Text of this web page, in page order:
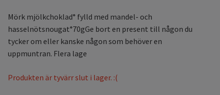
Mörk mjölkchoklad° fylld med mandel- och
hasselnötsnougat°70gGe bort en present till någon du
tycker om eller kanske någon som behöver en
uppmuntran. Flera lage
Produkten är tyvärr slut i lager. :(